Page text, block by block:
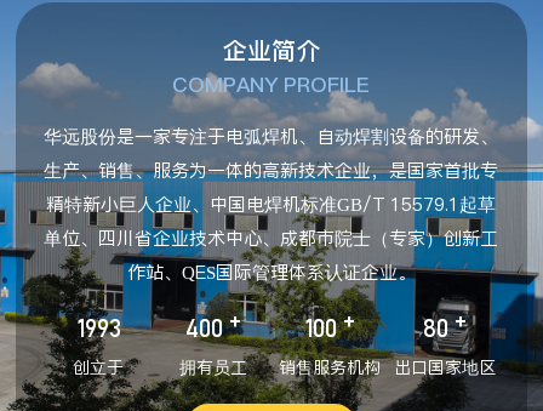
企业简介
COMPANY PROFILE
华远股份是一家专注于电弧焊机、自动焊割设备的研发、
生产、销售、服务为一体的高新技术企业，是国家首批专
精特新小巨人企业、中国电焊机标准GB/T 15579.1起草
单位、四川省企业技术中心、成都市院士（专家）创新工
作站、QES国际管理体系认证企业。
1993
创立于
400 +
拥有员工
100 +
销售服务机构
80 +
出口国家地区